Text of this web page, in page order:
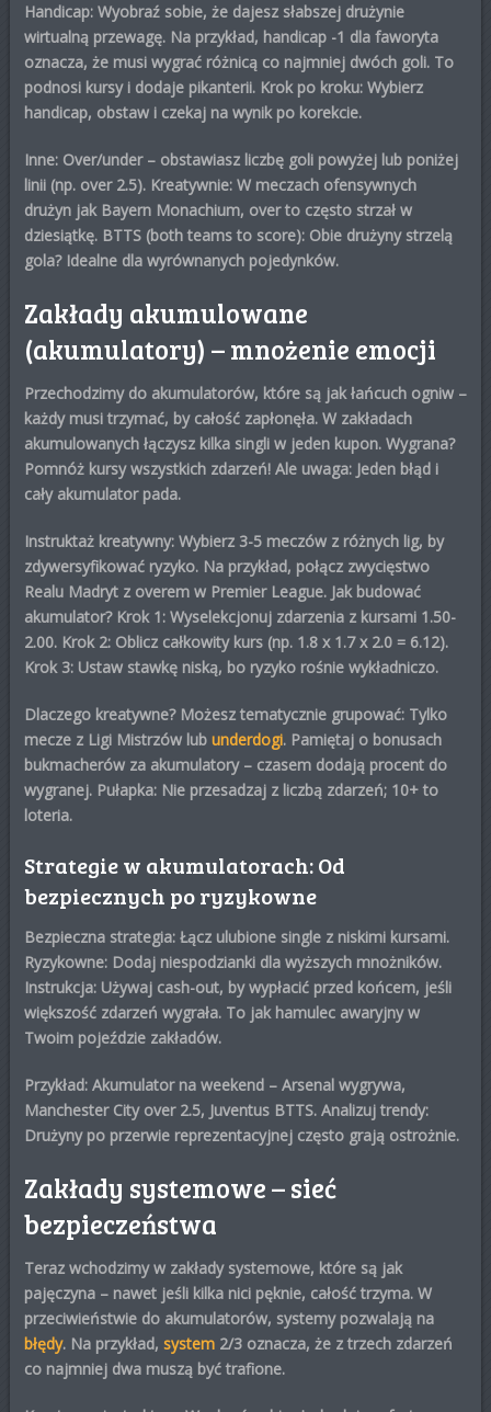
Handicap: Wyobraź sobie, że dajesz słabszej drużynie
wirtualną przewagę. Na przykład, handicap -1 dla faworyta
oznacza, że musi wygrać różnicą co najmniej dwóch goli. To
podnosi kursy i dodaje pikanterii. Krok po kroku: Wybierz
handicap, obstaw i czekaj na wynik po korekcie.
Inne: Over/under– obstawiasz liczbę goli powyżej lub poniżej
linii (np. over 2.5). Kreatywnie: W meczach ofensywnych
drużyn jak Bayern Monachium, over to często strzał w
dziesiątkę. BTTS (both teams to score): Obie drużyny strzelą
gola? Idealne dla wyrównanych pojedynków.
Zakłady akumulowane
(akumulatory) – mnożenie emocji
Przechodzimy do akumulatorów, które są jak łańcuch ogniw –
każdy musi trzymać, by całość zapłonęła. W zakładach
akumulowanychłączysz kilka singli w jeden kupon. Wygrana?
Pomnóż kursy wszystkich zdarzeń! Ale uwaga: Jeden błąd i
cały akumulator pada.
Instruktaż kreatywny: Wybierz 3-5 meczów z różnych lig, by
zdywersyfikować ryzyko. Na przykład, połącz zwycięstwo
Realu Madryt z overem w Premier League. Jak budować
akumulator?Krok 1: Wyselekcjonuj zdarzenia z kursami 1.50-
2.00. Krok 2: Oblicz całkowity kurs (np. 1.8 x 1.7 x 2.0 = 6.12).
Krok 3: Ustaw stawkę niską, bo ryzyko rośnie wykładniczo.
Dlaczego kreatywne? Możesz tematycznie grupować: Tylko
mecze z Ligi Mistrzów lub underdogi. Pamiętaj o bonusach
bukmacherów za akumulatory – czasem dodają procent do
wygranej. Pułapka: Nie przesadzaj z liczbą zdarzeń; 10+ to
loteria.
Strategie w akumulatorach: Od
bezpiecznych po ryzykowne
Bezpieczna strategia: Łącz ulubione single z niskimi kursami.
Ryzykowne: Dodaj niespodzianki dla wyższych mnożników.
Instrukcja: Używaj cash-out, by wypłacić przed końcem, jeśli
większość zdarzeń wygrała. To jak hamulec awaryjny w
Twoim pojeździe zakładów.
Przykład: Akumulator na weekend – Arsenal wygrywa,
Manchester City over 2.5, Juventus BTTS. Analizuj trendy:
Drużyny po przerwie reprezentacyjnej często grają ostrożnie.
Zakłady systemowe – sieć
bezpieczeństwa
Teraz wchodzimy w zakłady systemowe, które są jak
pajęczyna – nawet jeśli kilka nici pęknie, całość trzyma. W
przeciwieństwie do akumulatorów, systemy pozwalają na
błędy. Na przykład, system2/3 oznacza, że z trzech zdarzeń
co najmniej dwa muszą być trafione.